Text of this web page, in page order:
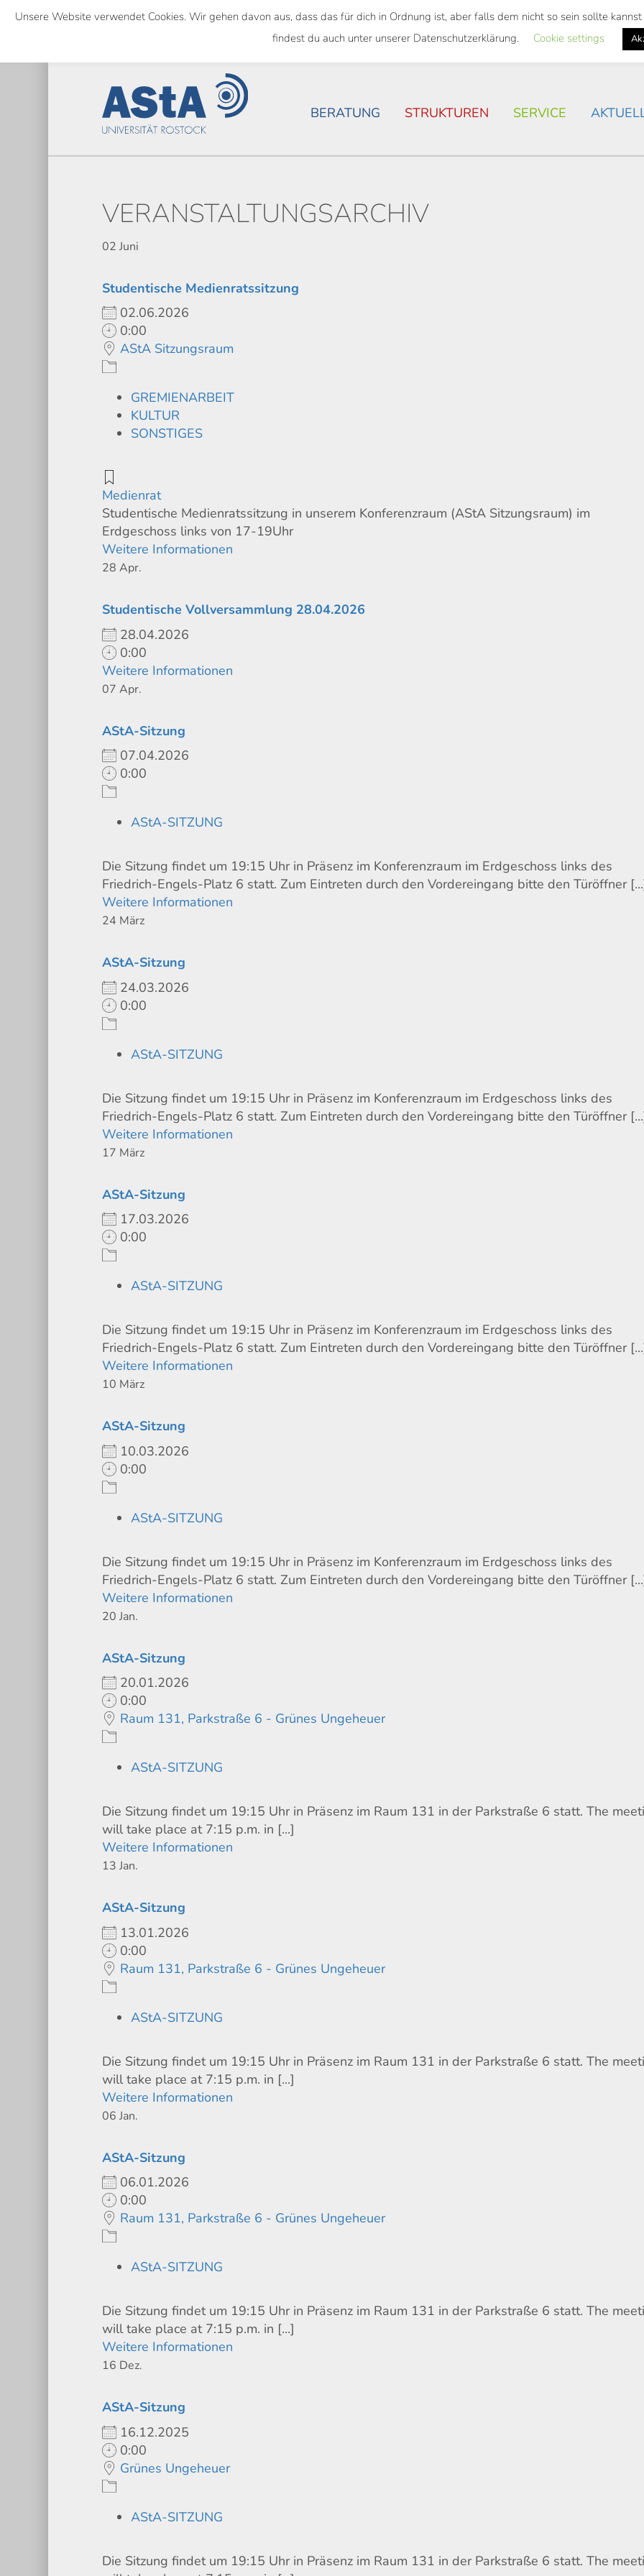
Skip
content
SEMESTERTICKET ALS BUNDESWEITES TICKET
BERATUNG STRUKTUREN SERVICE
VERANSTALTUNGSARCHIV
02 Juni
Studentische Medienratssitzung
02.06.2026
0:00
AStA Sitzungsraum
GREMIENARBEIT
KULTUR
SONSTIGES
Medienrat
Studentische Medienratssitzung in unserem Konferenzraum (AStA Sitzungsraum) im
Erdgeschoss links von 17-19Uhr
Weitere Informationen
28 Apr.
Studentische Vollversammlung 28.04.2026
28.04.2026
0:00
Weitere Informationen
07 Apr.
AStA-Sitzung
07.04.2026
0:00
AStA-SITZUNG
Die Sitzung findet um 19:15 Uhr in Präsenz im Konferenzraum im Erdgeschoss links des
Friedrich-Engels-Platz 6 statt. Zum Eintreten durch den Vordereingang bitte den Türöffner
Weitere Informationen
24 März
AStA-Sitzung
24.03.2026
0:00
AStA-SITZUNG
Die Sitzung findet um 19:15 Uhr in Präsenz im Konferenzraum im Erdgeschoss links des
Friedrich-Engels-Platz 6 statt. Zum Eintreten durch den Vordereingang bitte den Türöffner
Weitere Informationen
17 März
AStA-Sitzung
17.03.2026
0:00
AStA-SITZUNG
Die Sitzung findet um 19:15 Uhr in Präsenz im Konferenzraum im Erdgeschoss links des
Friedrich-Engels-Platz 6 statt. Zum Eintreten durch den Vordereingang bitte den Türöffner
Weitere Informationen
10 März
AStA-Sitzung
10.03.2026
0:00
AStA-SITZUNG
Die Sitzung findet um 19:15 Uhr in Präsenz im Konferenzraum im Erdgeschoss links des
Friedrich-Engels-Platz 6 statt. Zum Eintreten durch den Vordereingang bitte den Türöffner
Weitere Informationen
20 Jan.
AStA-Sitzung
20.01.2026
0:00
Raum 131, Parkstraße 6 - Grünes Ungeheuer
AStA-SITZUNG
Die Sitzung findet um 19:15 Uhr in Präsenz im Raum 131 in der Parkstraße 6 statt. The
will take place at 7:15 p.m. in [...]
Weitere Informationen
13 Jan.
AStA-Sitzung
13.01.2026
0:00
Raum 131, Parkstraße 6 - Grünes Ungeheuer
AStA-SITZUNG
Die Sitzung findet um 19:15 Uhr in Präsenz im Raum 131 in der Parkstraße 6 statt. The
will take place at 7:15 p.m. in [...]
Weitere Informationen
06 Jan.
AStA-Sitzung
06.01.2026
0:00
Raum 131, Parkstraße 6 - Grünes Ungeheuer
AStA-SITZUNG
Die Sitzung findet um 19:15 Uhr in Präsenz im Raum 131 in der Parkstraße 6 statt. The
will take place at 7:15 p.m. in [...]
Weitere Informationen
16 Dez.
AStA-Sitzung
16.12.2025
0:00
Grünes Ungeheuer
AStA-SITZUNG
Die Sitzung findet um 19:15 Uhr in Präsenz im Raum 131 in der Parkstraße 6 statt. The
Unsere Website verwendet Cookies. Wir gehen davon aus, dass das für dich in Ordnung ist, aber falls dem nicht so sein sollte
findest du auch unter unserer Datenschutzerklärung.
Cookie settings